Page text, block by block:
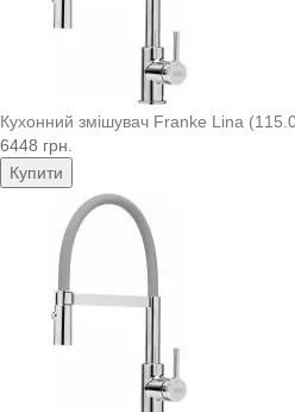
Кухонний змішувач Franke Lina
6448 грн.
Купити